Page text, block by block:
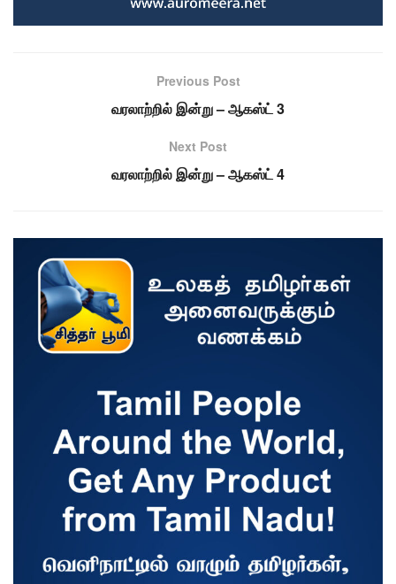
Previous Post
வரலாற்றில் இன்று – ஆகஸ்ட் 3
Next Post
வரலாற்றில் இன்று – ஆகஸ்ட் 4